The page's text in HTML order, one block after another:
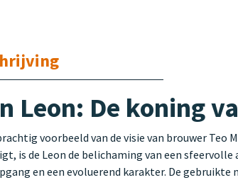
Leon: De koning
voorbeeld van de visie van brouwer Teo
is de Leon de belichaming van een
en een evoluerend karakter. De